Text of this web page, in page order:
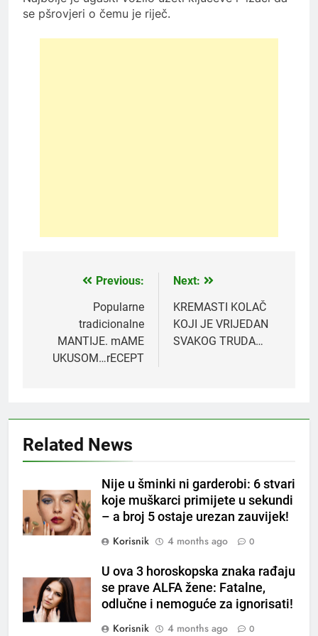
se pšrovjeri o čemu je riječ.
navigation
Previous:
Popularne
tradicionalne
MANTIJE. mAME
UKUSOM…rECEPT
Next:
KREMASTI KOLAČ
KOJI JE VRIJEDAN
SVAKOG TRUDA…
Related News
Nije u šminki ni garderobi: 6 stvari
koje muškarci primijete u sekundi
– a broj 5 ostaje urezan zauvijek!
Korisnik
4 months ago 0
U ova 3 horoskopska znaka rađaju
se prave ALFA žene: Fatalne,
odlučne i nemoguće za ignorisati!
Korisnik
4 months ago 0
5
Čaj od lovora i cimeta – prirodni
napitak za svakodnevnu rutinu
OSTALO
6
na prazan stomak i crijeva će
raditi kao sat, zaboravit ćete na
loše varenje
OSTALO